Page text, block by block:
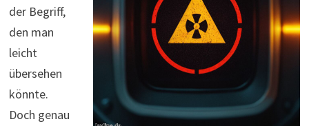
der Begriff,
den man
leicht
übersehen
könnte.
Doch genau